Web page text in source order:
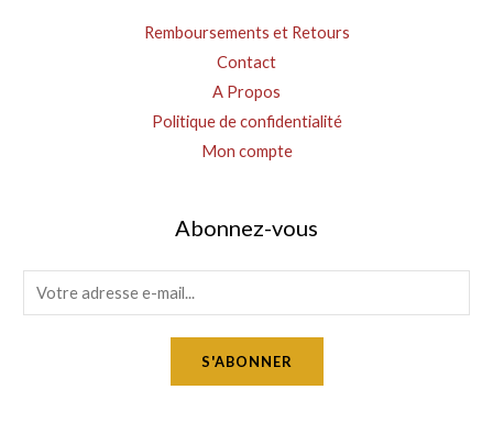
Remboursements et Retours
Contact
A Propos
Politique de confidentialité
Mon compte
Abonnez-vous
m
S'ABONNER